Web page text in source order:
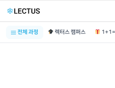
전체 과정 렉터스 캠퍼스